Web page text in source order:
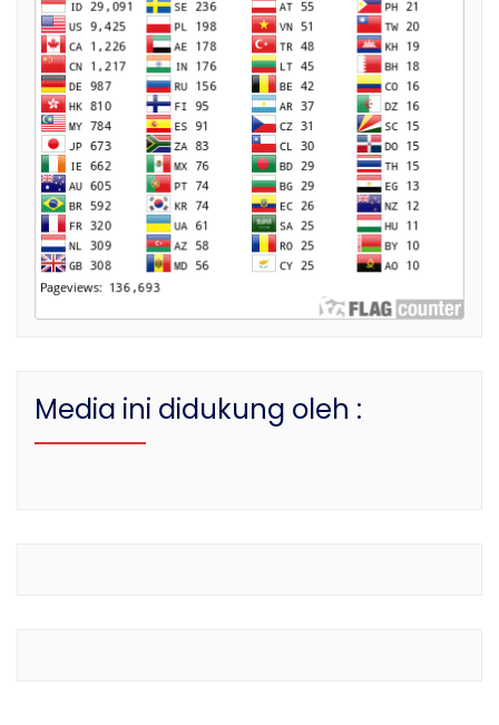
Media ini didukung oleh :